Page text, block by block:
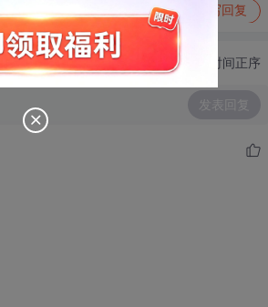
写回复
切换为时间正序
发表回复